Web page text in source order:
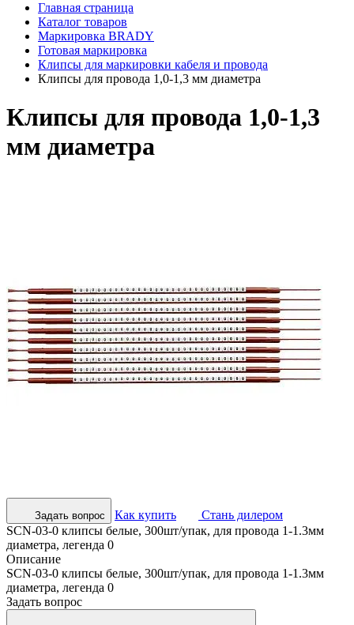
Главная страница
Каталог товаров
Маркировка BRADY
Готовая маркировка
Клипсы для маркировки кабеля и провода
Клипсы для провода 1,0-1,3 мм диаметра
Клипсы для провода 1,0-1,3
мм диаметра
Задать вопрос Как купить
Стань дилером
SCN-03-0 клипсы белые, 300шт/упак, для провода 1-1.3мм
диаметра, легенда 0
Описание
SCN-03-0 клипсы белые, 300шт/упак, для провода 1-1.3мм
диаметра, легенда 0
Задать вопрос